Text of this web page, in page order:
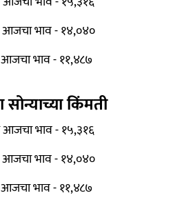
आजचा भाव - १४,०४०
आजचा भाव - ११,४८७
किंमती
आजचा भाव - १५,३१६
आजचा भाव - १४,०४०
आजचा भाव - ११,४८७